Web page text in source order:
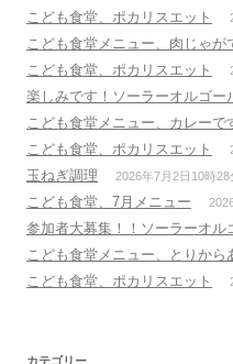
こども食堂、ポカリスエット
こども食堂メニュー、肉じゃが
こども食堂、ポカリスエット
楽しみです！ソーラーオルゴー
こども食堂メニュー、カレーで
こども食堂、ポカリスエット
玉ねぎ調理 2026年7月2日10時28
こども食堂、7月メニュー
参加者大募集！！ソーラーオル
こども食堂メニュー、とりから
こども食堂、ポカリスエット
カテゴリー